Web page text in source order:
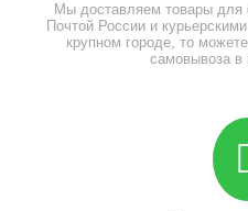
Мы доставляем товары для
Почтой России и
крупном городе, то
самовывоза в